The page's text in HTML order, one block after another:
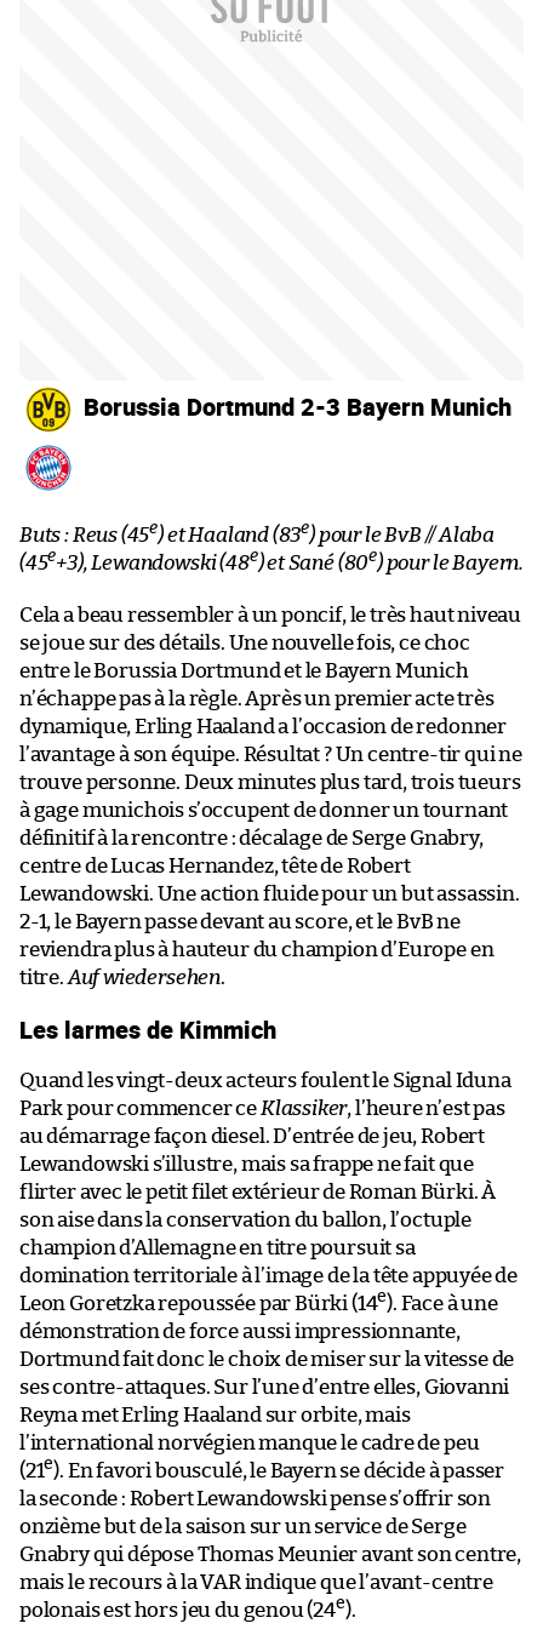
Borussia Dortmund 2-3 Bayern Munich
Buts : Reus (45e) et Haaland (83e) pour le BvB // Alaba
(45e+3), Lewandowski (48e) et Sané (80e) pour le Bayern.
Cela a beau ressembler à un poncif, le très haut niveau
se joue sur des détails. Une nouvelle fois, ce choc
entre le Borussia Dortmund et le Bayern Munich
n’échappe pas à la règle. Après un premier acte très
dynamique, Erling Haaland a l’occasion de redonner
l’avantage à son équipe. Résultat ? Un centre-tir qui ne
trouve personne. Deux minutes plus tard, trois tueurs
à gage munichois s’occupent de donner un tournant
définitif à la rencontre : décalage de Serge Gnabry,
centre de Lucas Hernandez, tête de Robert
Lewandowski. Une action fluide pour un but assassin.
2-1, le Bayern passe devant au score, et le BvB ne
reviendra plus à hauteur du champion d’Europe en
titre. Auf wiedersehen.
Les larmes de Kimmich
Quand les vingt-deux acteurs foulent le Signal Iduna
Park pour commencer ce Klassiker, l’heure n’est pas
au démarrage façon diesel. D’entrée de jeu, Robert
Lewandowski s’illustre, mais sa frappe ne fait que
flirter avec le petit filet extérieur de Roman Bürki. À
son aise dans la conservation du ballon, l’octuple
champion d’Allemagne en titre poursuit sa
domination territoriale à l’image de la tête appuyée de
Leon Goretzka repoussée par Bürki (14e). Face à une
démonstration de force aussi impressionnante,
Dortmund fait donc le choix de miser sur la vitesse de
ses contre-attaques. Sur l’une d’entre elles, Giovanni
Reyna met Erling Haaland sur orbite, mais
l’international norvégien manque le cadre de peu
(21e). En favori bousculé, le Bayern se décide à passer
la seconde : Robert Lewandowski pense s’offrir son
onzième but de la saison sur un service de Serge
Gnabry qui dépose Thomas Meunier avant son centre,
mais le recours à la VAR indique que l’avant-centre
polonais est hors jeu du genou (24e).